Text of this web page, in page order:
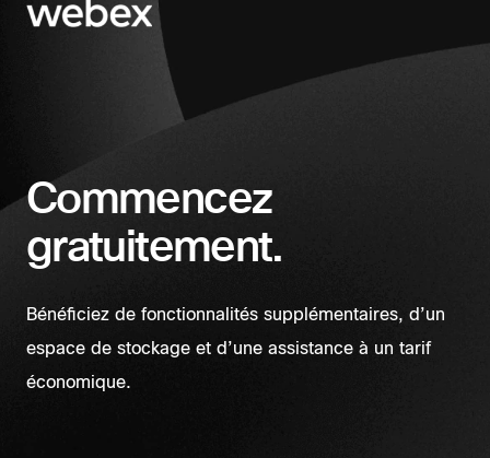
Commencez
gratuitement.
Bénéficiez de fonctionnalités supplémentaires, d’un
espace de stockage et d’une assistance à un tarif
économique.